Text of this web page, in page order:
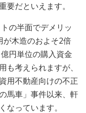
要だといえます。
の半面でデメリッ
が木造のおよそ2倍
円単位の購入資金
も考えられますが、
用不動産向けの不正
馬車」事件以来、軒
なっています。